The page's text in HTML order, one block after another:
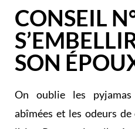
CONSEIL
SON
On oublie les
abîmées et les odeurs